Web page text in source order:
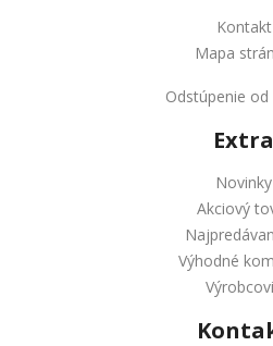
Kontakt
Mapa
Odstúpenie
Extra
Novinky
Akciový
Výhodné